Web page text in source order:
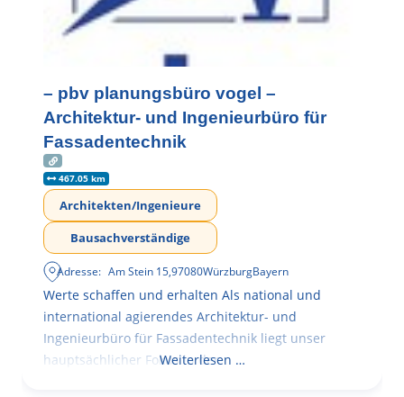
– pbv planungsbüro vogel –
Architektur- und Ingenieurbüro für
Fassadentechnik
467.05 km
Architekten/Ingenieure
Bausachverständige
Adresse: Am Stein 15,97080WürzburgBayern
Werte schaffen und erhalten Als national und
international agierendes Architektur- und
Ingenieurbüro für Fassadentechnik liegt unser
hauptsächlicher Fokus in der
Weiterlesen …